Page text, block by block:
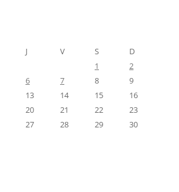
J V S
D
1
2
6 7 8
9
13 14 15
16
20 21 22
23
27 28 29
30